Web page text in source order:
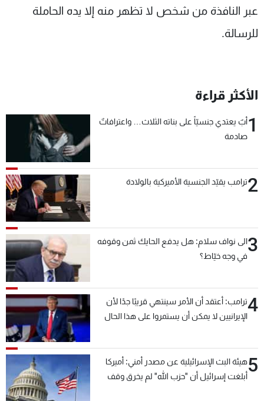
عبر النافذة من شخص لا تظهر منه إلا يده الحاملة
للرسالة.
الأكثر قراءة
1أبٌ يعتدي جنسيّاً على بناته الثلاث… واعترافاتٌ
صادمة
2ترامب يقيّد الجنسية الأميركية بالولادة
3الى نواف سلام: هل يدفع الحايك ثمن وقوفه
في وجه خيّاط؟
4ترامب: أعتقد أن الأمر سينتهي قريبًا جدًا لأن
الإيرانيين لا يمكن أن يستمروا على هذا الحال
5هيئة البث الإسرائيلية عن مصدر أمني: أميركا
أبلغت إسرائيل أن "حزب الله" لم يخرق وقف